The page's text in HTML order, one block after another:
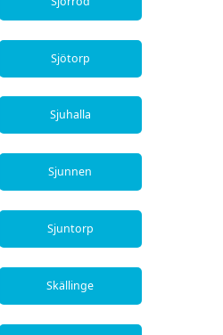
Sjötorp
Sjuhalla
Sjunnen
Sjuntorp
Skällinge